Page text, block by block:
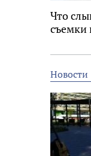
Что
съемки
Новости